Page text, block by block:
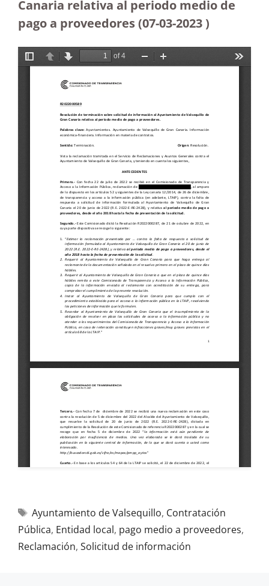
Canaria relativa al periodo medio de
pago a proveedores (07-03-2023 )
Ayuntamiento de Valsequillo, Contratación
Pública, Entidad local, pago medio a proveedores,
Reclamación, Solicitud de información